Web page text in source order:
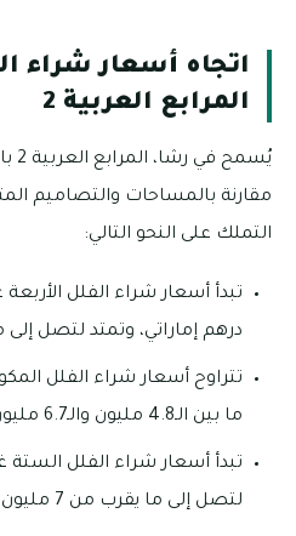
اتجاه أسعار شراء
المرابع العربية 2
مقارنة بالمساحات والتصاميم
التملك على النحو التالي:
درهم إماراتي، وتمتد لتصل إلى ما يقرب
تتراوح أسعار شراء الفلل
ما بين الـ4.8 مليون والـ6.7 مليون درهم إماراتي.
لتصل إلى ما يقرب من 7 مليون درهم إماراتي.